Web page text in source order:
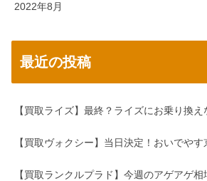
2022年8月
最近の投稿
【買取ライズ】最終？ライズにお乗り換え
【買取ヴォクシー】当日決定！おいでやす
【買取ランクルプラド】今週のアゲアゲ相